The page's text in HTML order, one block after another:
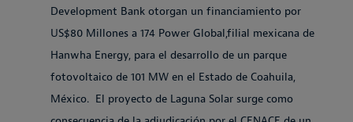
Development Bank otorgan un financiamiento por
US$80 Millones a 174 Power Global,filial mexicana de
Hanwha Energy, para el desarrollo de un parque
fotovoltaico de 101 MW en el Estado de Coahuila,
México. El proyecto de Laguna Solar surge como